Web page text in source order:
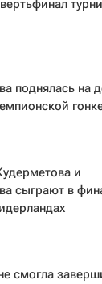
поднялась на
и
сыграют в
смогла